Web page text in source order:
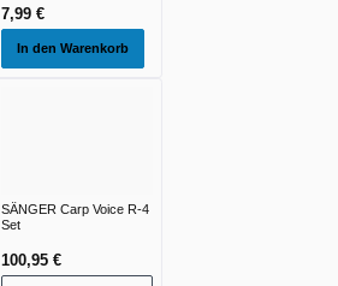
7,99 €
In den Warenkorb
SÄNGER Carp Voice R-4
Set
100,95 €